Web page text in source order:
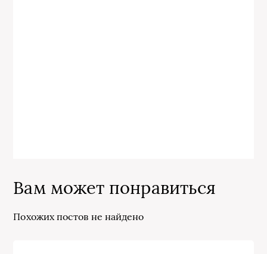
Вам может понравиться
Похожих постов не найдено